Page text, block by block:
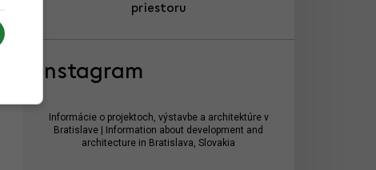
priestoru
Instagram
Informácie o projektoch, výstavbe a architektúre v
Bratislave | Information about development and
architecture in Bratislava, Slovakia